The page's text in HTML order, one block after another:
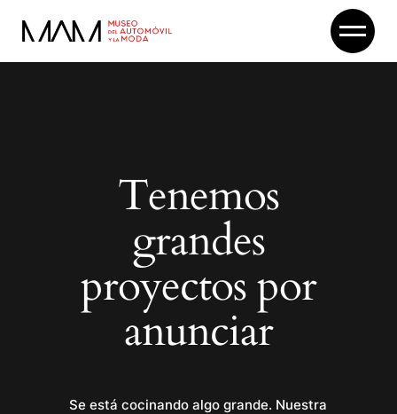
content
Tenemos
grandes
proyectos por
anunciar
Se está cocinando algo grande. Nuestra